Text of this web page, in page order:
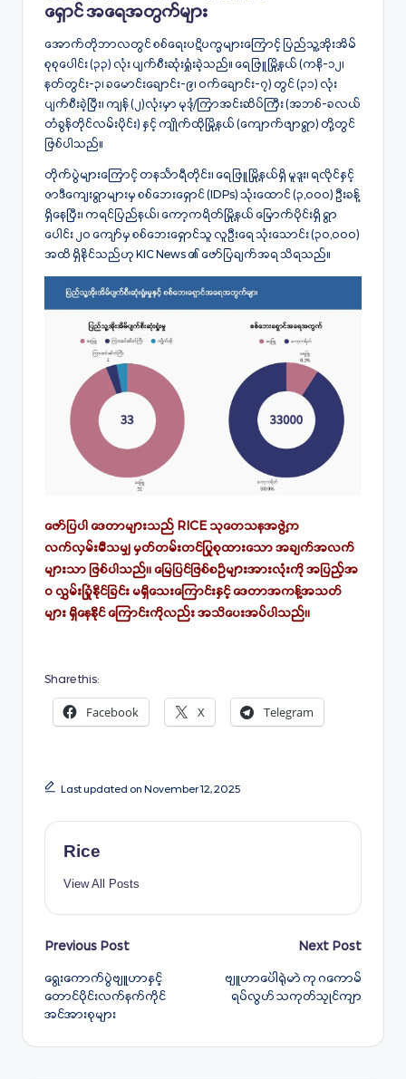
ရှောင် အရေအတွက်များ
အောက်တိုဘာလတွင် စစ်ရေးပဋိပက္ခများကြောင့် ပြည်သူ့အိုးအိမ်
စုစုပေါင်း (၃၃) လုံး ပျက်စီးဆုံးရှုံးခဲ့သည်။ ရေဖြူမြို့နယ် (ကနိ-၁၂၊
နတ်တွင်း-၃၊ ခမောင်းချောင်း-၉၊ ဝက်ချောင်း-၇) တွင် (၃၁) လုံး
ပျက်စီးခဲ့ပြီး၊ ကျန် (၂)လုံးမှာ မုဒုံ/ကြာအင်းဆိပ်ကြီး (အဘစ်-ခလယ်
တံခွန်တိုင်လမ်းပိုင်း) နှင့် ကျိုက်ထိုမြို့နယ် (ကျောက်ဖျာရွာ) တို့တွင်
ဖြစ်ပါသည်။
တိုက်ပွဲများကြောင့် တနင်္သာရီတိုင်း၊ ရေဖြူမြို့နယ်ရှိ မူဒူး၊ ရလိုင်နှင့်
ဇာဒီကျေးရွာများမှ စစ်ဘေးရှောင် (IDPs) သုံးထောင် (၃,၀၀၀) ဦးခန့်
ရှိနေပြီး၊ ကရင်ပြည်နယ်၊ ကော့ကရိတ်မြို့နယ် မြောက်ပိုင်းရှိ ရွာ
ပေါင်း ၂၀ ကျော်မှ စစ်ဘေးရှောင်သူ လူဦးရေ သုံးသောင်း (၃၀,၀၀၀)
အထိ ရှိနိုင်သည်ဟု KIC News ၏ ဖော်ပြချက်အရ သိရသည်။
ဖော်ပြပါ ဒေတာများသည် RICE သုတေသနအဖွဲ့က
လက်လှမ်းမီသမျှ မှတ်တမ်းတင်ပြုစုထားသော အချက်အလက်
များသာ ဖြစ်ပါသည်။ မြေပြင်ဖြစ်စဉ်များအားလုံးကို အပြည့်အ
ဝ လွှမ်းခြုံနိုင်ခြင်း မရှိသေးကြောင်းနှင့် ဒေတာအကန့်အသတ်
များ ရှိနေနိုင် ကြောင်းကိုလည်း အသိပေးအပ်ပါသည်။
Share this:
Facebook X Telegram
Last updated on November 12, 2025
Rice
View All Posts
Post
navigation
Previous Post
ရွေးကောက်ပွဲဗျူဟာနှင့်
တောင်ပိုင်းလက်နက်ကိုင်
အင်အားစုများ
Next Post
ဗျူဟာပေါဲရုဲမာဲ ကု ဂကောမ်
ရပ်လွဟ် သကုတ်သၠုင်ကျာ